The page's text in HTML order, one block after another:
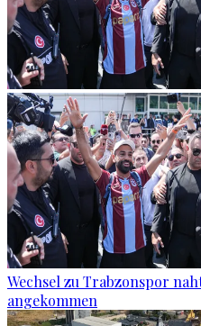
Wechsel zu Trabzonspor
angekommen